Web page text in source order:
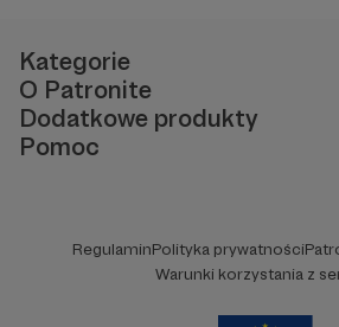
Kategorie
O Patronite
Dodatkowe produkty
Pomoc
RegulaminPolityka prywatności
Warunki korzystania z